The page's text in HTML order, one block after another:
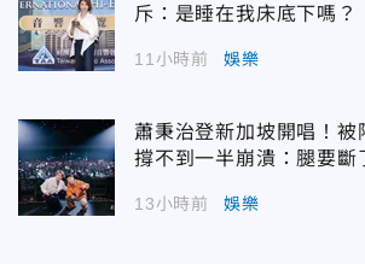
斥：是睡在我床底下嗎？
11小時前 娛樂
蕭秉治登新加坡開唱！
撐不到一半崩潰：腿要斷
13小時前 娛樂